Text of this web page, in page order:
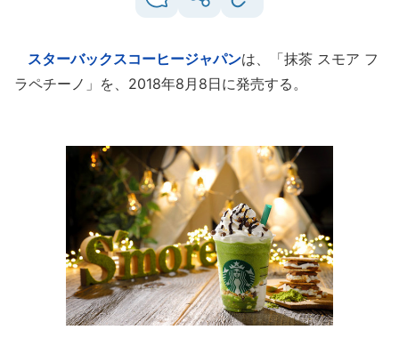
スターバックスコーヒージャパンは、「抹茶 スモア フ
ラペチーノ」を、2018年8月8日に発売する。